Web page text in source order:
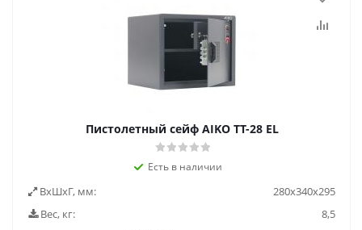
Пистолетный сейф AIKO ТТ-28 EL
Есть в наличии
ВxШxГ, мм:
280х340х295
Вес, кг:
8,5